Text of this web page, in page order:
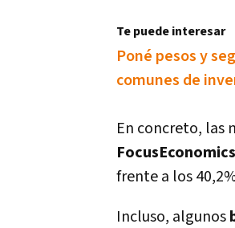
Te puede interesar
Poné pesos y
comunes de
En concreto, las
FocusEconomics
frente a los
Incluso, algunos